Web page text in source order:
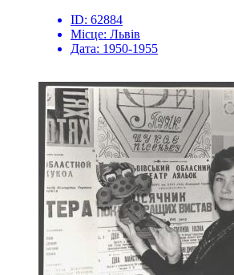
ID: 62884
Місце: Львів
Дата: 1950-1955